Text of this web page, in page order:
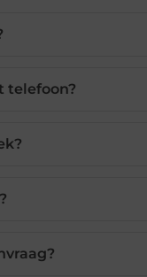
telefoon?